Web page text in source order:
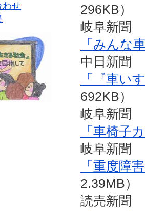
わせ
296KB）
岐阜新聞
「みんな
中日新聞
「『車い
692KB）
岐阜新聞
「車椅子
岐阜新聞
「重度障
2.39MB）
読売新聞